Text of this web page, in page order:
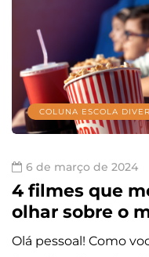
COLUNA ESCOLA
6 de março de 2024
4 filmes que
olhar sobre o
Olá pessoal! Como